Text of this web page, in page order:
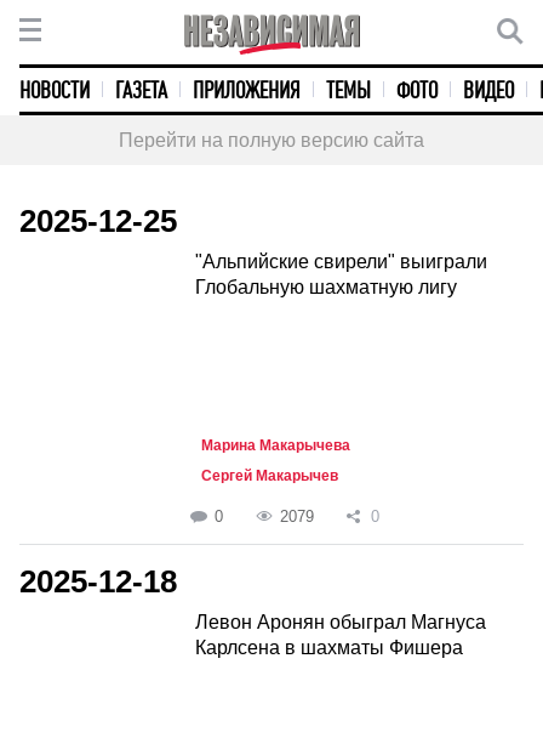
НОВОСТИ ГАЗЕТА ПРИЛОЖЕНИЯ ТЕМЫ ФОТО ВИДЕО
Перейти на полную версию сайта
2025-12-25
"Альпийские свирели" выиграли
Глобальную шахматную лигу
Марина Макарычева
Сергей Макарычев
0 2079 0
2025-12-18
Левон Аронян обыграл Магнуса
Карлсена в шахматы Фишера